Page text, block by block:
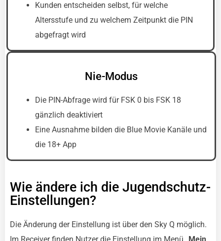
Kunden entscheiden selbst, für welche
Altersstufe und zu welchem Zeitpunkt die PIN
abgefragt wird
Nie-Modus
Die PIN-Abfrage wird für FSK 0 bis FSK 18
gänzlich deaktiviert
Eine Ausnahme bilden die Blue Movie Kanäle und
die 18+ App
Wie ändere ich die Jugendschutz-
Einstellungen?
Die Änderung der Einstellung ist über den Sky Q möglich.